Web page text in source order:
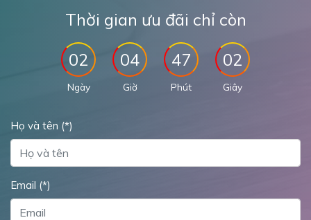
Thời gian ưu đãi chỉ còn
02
Ngày
04
Giờ
47
Phút
01
Giây
Họ và tên (*)
Email (*)